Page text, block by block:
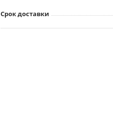
Срок доставки